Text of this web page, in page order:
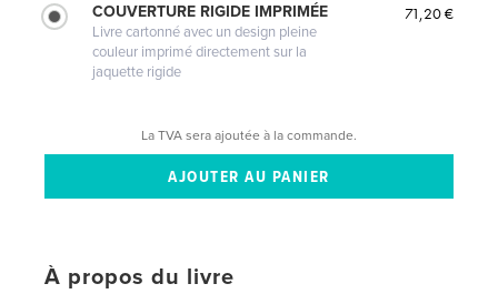
COUVERTURE RIGIDE IMPRIMÉE
Livre cartonné avec un design pleine
couleur imprimé directement sur la
jaquette rigide
71,20 €
La TVA sera ajoutée à la commande.
À propos du livre